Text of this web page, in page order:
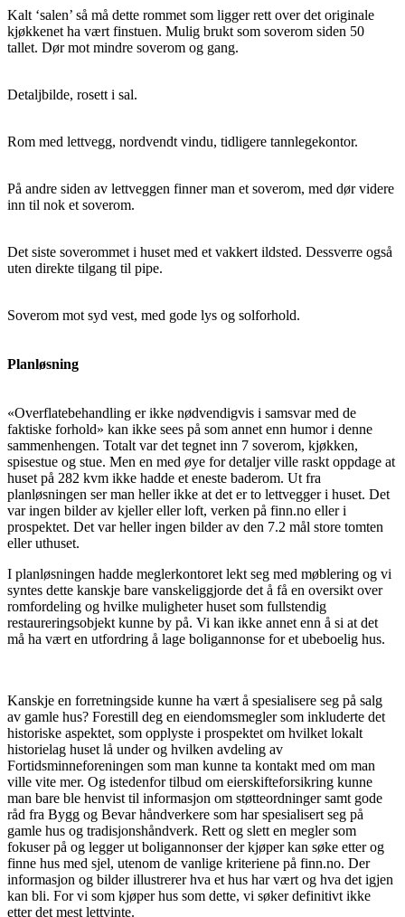
Kalt ‘salen’ så må dette rommet som ligger rett over det originale
kjøkkenet ha vært finstuen. Mulig brukt som soverom siden 50
tallet. Dør mot mindre soverom og gang.
Detaljbilde, rosett i sal.
Rom med lettvegg, nordvendt vindu, tidligere tannlegekontor.
På andre siden av lettveggen finner man et soverom, med dør videre
inn til nok et soverom.
Det siste soverommet i huset med et vakkert ildsted. Dessverre også
uten direkte tilgang til pipe.
Soverom mot syd vest, med gode lys og solforhold.
Planløsning
«Overflatebehandling er ikke nødvendigvis i samsvar med de
faktiske forhold» kan ikke sees på som annet enn humor i denne
sammenhengen. Totalt var det tegnet inn 7 soverom, kjøkken,
spisestue og stue. Men en med øye for detaljer ville raskt oppdage at
huset på 282 kvm ikke hadde et eneste baderom. Ut fra
planløsningen ser man heller ikke at det er to lettvegger i huset. Det
var ingen bilder av kjeller eller loft, verken på finn.no eller i
prospektet. Det var heller ingen bilder av den 7.2 mål store tomten
eller uthuset.
I planløsningen hadde meglerkontoret lekt seg med møblering og vi
syntes dette kanskje bare vanskeliggjorde det å få en oversikt over
romfordeling og hvilke muligheter huset som fullstendig
restaureringsobjekt kunne by på. Vi kan ikke annet enn å si at det
må ha vært en utfordring å lage boligannonse for et ubeboelig hus.
Kanskje en forretningside kunne ha vært å spesialisere seg på salg
av gamle hus? Forestill deg en eiendomsmegler som inkluderte det
historiske aspektet, som opplyste i prospektet om hvilket lokalt
historielag huset lå under og hvilken avdeling av
Fortidsminneforeningen som man kunne ta kontakt med om man
ville vite mer. Og istedenfor tilbud om eierskifteforsikring kunne
man bare ble henvist til informasjon om støtteordninger samt gode
råd fra Bygg og Bevar håndverkere som har spesialisert seg på
gamle hus og tradisjonshåndverk. Rett og slett en megler som
fokuser på og legger ut boligannonser der kjøper kan søke etter og
finne hus med sjel, utenom de vanlige kriteriene på finn.no. Der
informasjon og bilder illustrerer hva et hus har vært og hva det igjen
kan bli. For vi som kjøper hus som dette, vi søker definitivt ikke
etter det mest lettvinte.